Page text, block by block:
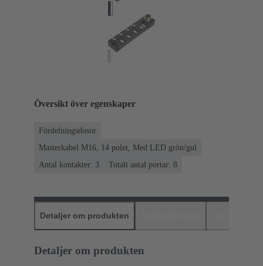
Översikt över egenskaper
Fördelningsdosor
Masterkabel M16, 14 poler, Med LED grön/gul
Antal kontakter: 3
Totalt antal portar: 8
Detaljer om produkten
Detaljer om produkten